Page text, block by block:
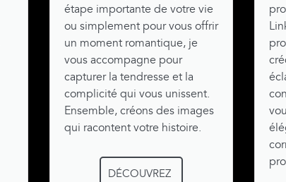
étape importante de votre vie
ou simplement pour vous offrir
un moment romantique, je
vous accompagne pour
capturer la tendresse et la
complicité qui vous unissent.
Ensemble, créons des images
qui racontent votre histoire.
DÉCOUVREZ